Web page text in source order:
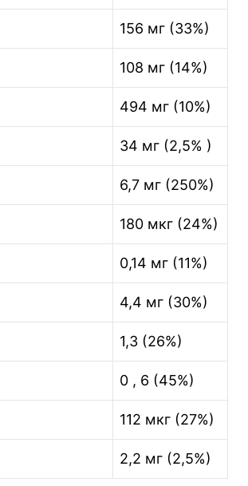
156 мг (33%)
108 мг (14%)
494 мг (10%)
34 мг (2,5% )
6,7 мг (250%)
180 мкг (24%)
0,14 мг (11%)
4,4 мг (30%)
1,3 (26%)
0 , 6 (45%)
112 мкг (27%)
2,2 мг (2,5%)